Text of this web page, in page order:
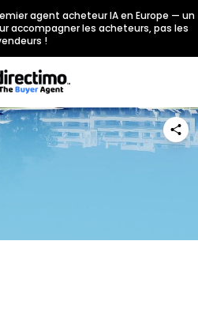
agent acheteur IA en Europe — un
accompagner les acheteurs, pas les
!